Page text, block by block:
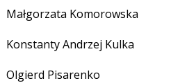
Małgorzata Komorowska
Konstanty Andrzej Kulka
Olgierd Pisarenko